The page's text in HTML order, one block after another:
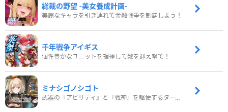
総裁の野望 -美女養成計画-
美麗なキャラを引き連れて金融戦争を制覇しよう！
千年戦争アイギス
個性豊かなユニットを指揮して敵を迎え撃て！
ミナシゴノシゴト
武器の『アビリティ』と『戦神』を駆使するターン制コマンドバトルRPG！